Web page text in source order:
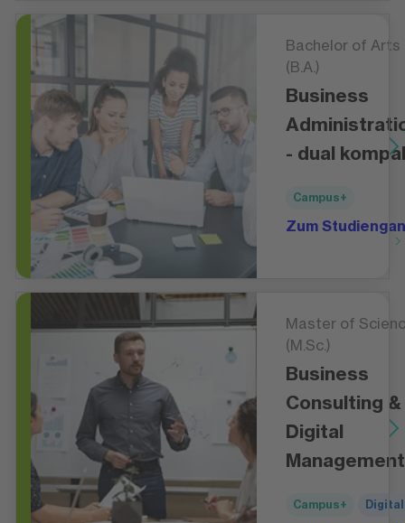
Bachelor of Arts
(B.A.)
Business
- dual
Campus+
Zum
Master of
(M.Sc.)
Business
Consulting &
Digital
Management
Campus+